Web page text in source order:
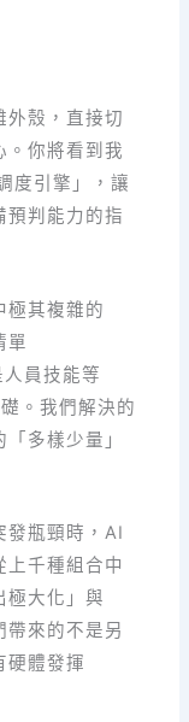
外殼，直接切
。你將看到我
度引擎」，讓
預判能力的指
極其複雜的
單
員技能等
。我們解決的
多樣少量」
發瓶頸時，AI
千種組合中
極大化」與
帶來的不是另
硬體發揮